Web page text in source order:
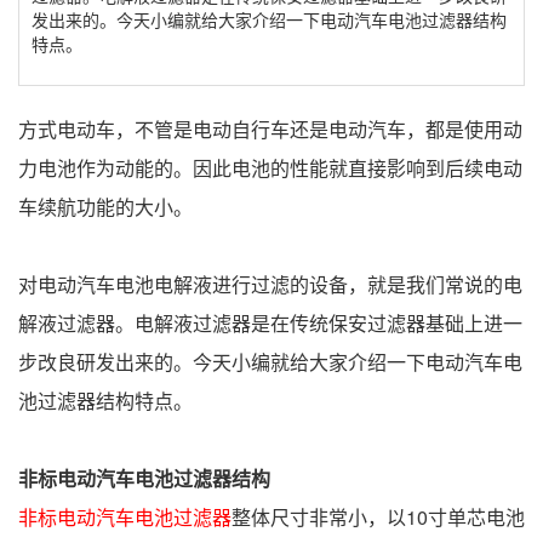
发出来的。今天小编就给大家介绍一下电动汽车电池过滤器结构
特点。
方式电动车，不管是电动自行车还是电动汽车，都是使用动
力电池作为动能的。因此电池的性能就直接影响到后续电动
车续航功能的大小。
对电动汽车电池电解液进行过滤的设备，就是我们常说的电
解液过滤器。电解液过滤器是在传统保安过滤器基础上进一
步改良研发出来的。今天小编就给大家介绍一下电动汽车电
池过滤器结构特点。
非标电动汽车电池过滤器结构
非标电动汽车电池过滤器整体尺寸非常小，以10寸单芯电池